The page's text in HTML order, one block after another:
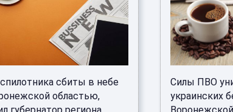
сбиты в небе
областью,
Силы ПВО
украинских